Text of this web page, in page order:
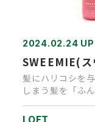
2024.02.24 UP
SWEEMIE(ス
髪にハリコシを
しまう髪を「ふ
LOFT